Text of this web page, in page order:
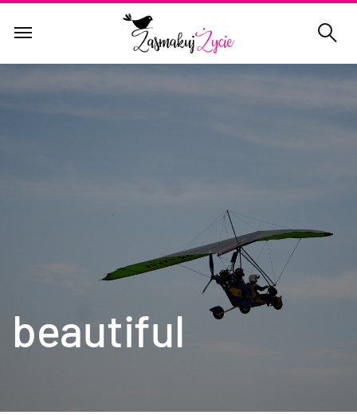
beautiful